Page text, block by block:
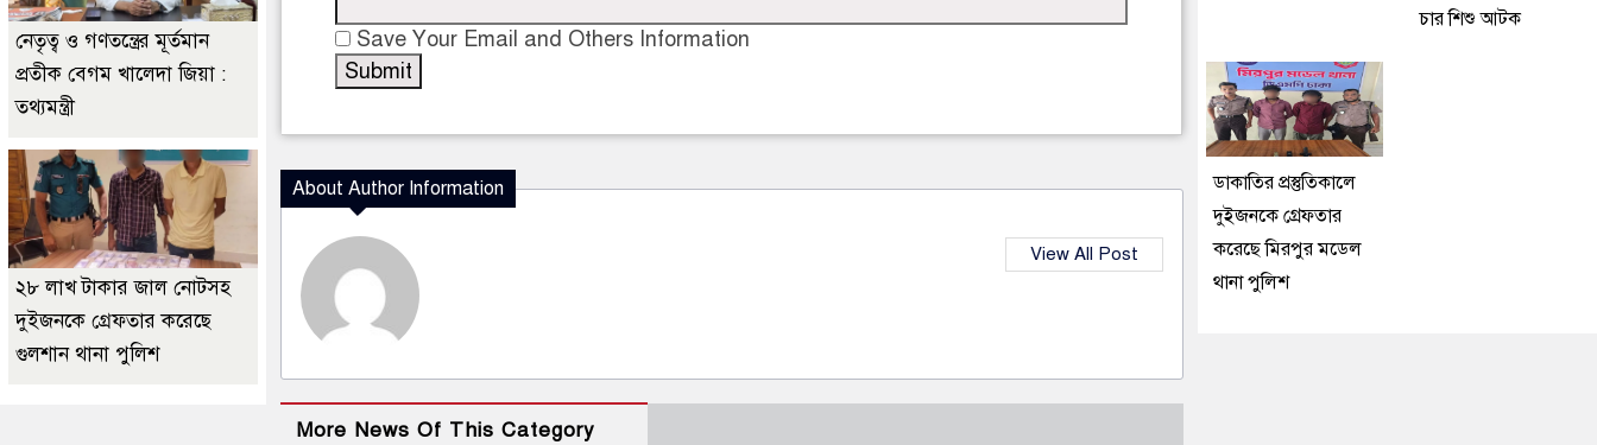
Save Your Email and Others Information
About Author Information
View All Post
More News Of This Category
নেতৃত্ব ও গণতন্ত্রের মূর্তমান
প্রতীক বেগম খালেদা জিয়া :
তথ্যমন্ত্রী
২৮ লাখ টাকার জাল নোটসহ
দুইজনকে গ্রেফতার করেছে
গুলশান থানা পুলিশ
চার শিশু আটক
ডাকাতির প্রস্তুতিকালে
দুইজনকে গ্রেফতার
করেছে মিরপুর মডেল
থানা পুলিশ